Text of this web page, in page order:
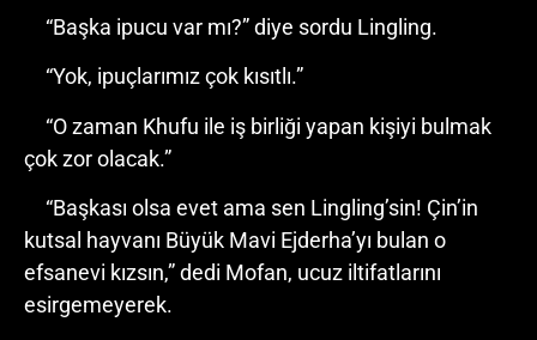
“Başka ipucu var mı?” diye sordu Lingling.
“Yok, ipuçlarımız çok kısıtlı.”
“O zaman Khufu ile iş birliği yapan kişiyi bulmak
çok zor olacak.”
“Başkası olsa evet ama sen Lingling’sin! Çin’in
kutsal hayvanı Büyük Mavi Ejderha’yı bulan o
efsanevi kızsın,” dedi Mofan, ucuz iltifatlarını
esirgemeyerek.